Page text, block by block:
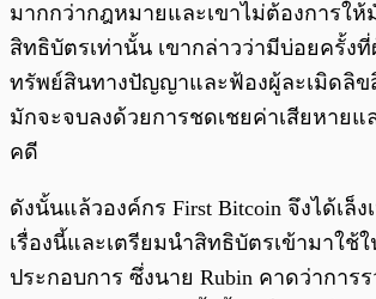
มากกว่ากฎหมายและเขาไม่ต้องการให้
สิทธิบัตรเท่านั้น เขากล่าวว่ามีบ่อยครั้ง
ทรัพย์สินทางปัญญาและฟ้องผู้ละเมิดลิข
มักจะจบลงด้วยการชดเชยค่าเสียหายแ
คดี
ดังนั้นแล้วองค์กร First Bitcoin จึงได้เล็
เรื่องนี้และเตรียมนำสิทธิบัตรเข้ามาใช้
ประกอบการ ซึ่งนาย Rubin คาดว่าการ